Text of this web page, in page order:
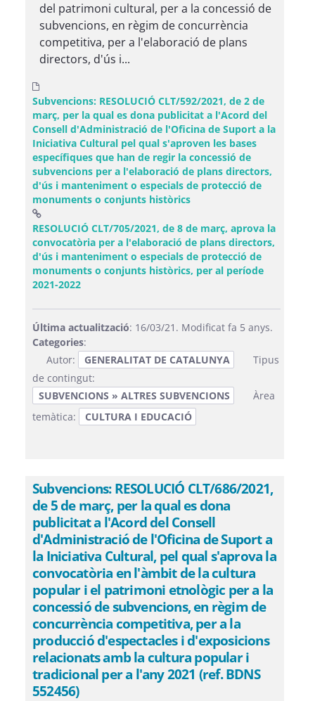
del patrimoni cultural, per a la concessió de
subvencions, en règim de concurrència
competitiva, per a l'elaboració de plans
directors, d'ús i...
Subvencions: RESOLUCIÓ CLT/592/2021, de 2 de
març, per la qual es dona publicitat a l'Acord del
Consell d'Administració de l'Oficina de Suport a la
Iniciativa Cultural pel qual s'aproven les bases
específiques que han de regir la concessió de
subvencions per a l'elaboració de plans directors,
d'ús i manteniment o especials de protecció de
monuments o conjunts històrics
RESOLUCIÓ CLT/705/2021, de 8 de març, aprova la
convocatòria per a l'elaboració de plans directors,
d'ús i manteniment o especials de protecció de
monuments o conjunts històrics, per al període
2021-2022(Obre una finestra nova)
Última actualització: 16/03/21. Modificat fa 5 anys.
Categories:
Autor:
GENERALITAT DE CATALUNYA
Tipus
de contingut:
SUBVENCIONS » ALTRES SUBVENCIONS
Àrea
temàtica:
CULTURA I EDUCACIÓ
Subvencions: RESOLUCIÓ CLT/686/2021,
de 5 de març, per la qual es dona
publicitat a l'Acord del Consell
d'Administració de l'Oficina de Suport a
la Iniciativa Cultural, pel qual s'aprova la
convocatòria en l'àmbit de la cultura
popular i el patrimoni etnològic per a la
concessió de subvencions, en règim de
concurrència competitiva, per a la
producció d'espectacles i d'exposicions
relacionats amb la cultura popular i
tradicional per a l'any 2021 (ref. BDNS
552456)